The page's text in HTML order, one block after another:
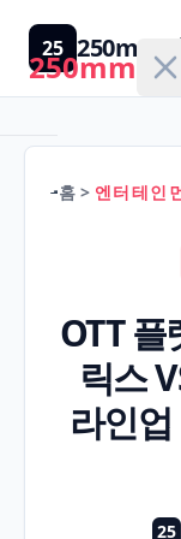
250mm
홈
의
25 250mm
홈 > 엔터테인
OTT 플
릭스
라인
25